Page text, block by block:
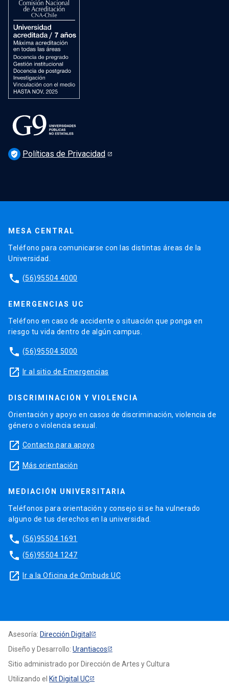
Dirección de Salud Mental, Comunidad y Bienestar
verified_user Políticas de Privacidad
MESA CENTRAL
Teléfono para comunicarse con las distintas áreas de la
Universidad.
phone (56)95504 4000
EMERGENCIAS UC
Teléfono en caso de accidente o situación que ponga en
riesgo tu vida dentro de algún campus.
phone (56)95504 5000
launch Ir al sitio de Emergencias
DISCRIMINACIÓN Y VIOLENCIA
Orientación y apoyo en casos de discriminación, violencia de
género o violencia sexual.
launch Contacto para apoyo
launch Más orientación
MEDIACIÓN UNIVERSITARIA
Teléfonos para orientación y consejo si se ha vulnerado
alguno de tus derechos en la universidad.
phone (56)95504 1691
phone (56)95504 1247
launch Ir a la Oficina de Ombuds UC
Asesoría: Dirección Digital
Diseño y Desarrollo: Urantiacos
Sitio administrado por Dirección de Artes y Cultura
Utilizando el Kit Digital UC